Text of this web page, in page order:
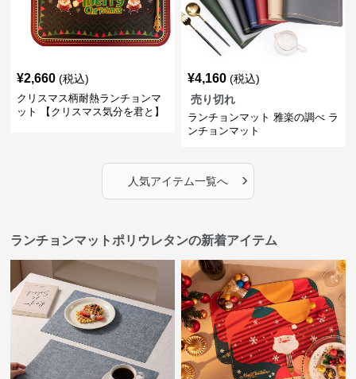
¥2,660 (税込)
クリスマス柄耐熱ランチョンマ
ット 【クリスマス気分を君と】
¥4,160 (税込)
売り切れ
ランチョンマット 雅楽の調べ ラ
ンチョンマット
人気アイテム一覧へ ›
ランチョンマットポリウレタンの新着アイテム